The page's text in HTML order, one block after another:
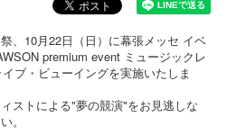
、10月22日（日）に幕張メッセ イベ
premium event ミュージックレ
ブ・ビューイングを実施いたしま
ストによる"夢の競演"をお見逃しな
。